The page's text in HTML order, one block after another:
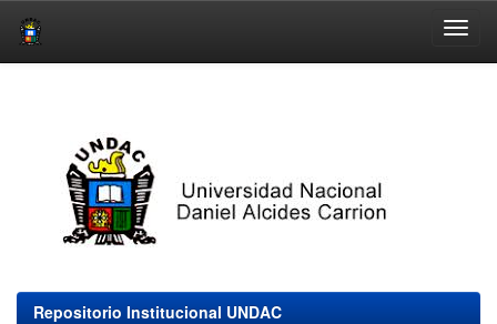
Repositorio Institucional UNDAC